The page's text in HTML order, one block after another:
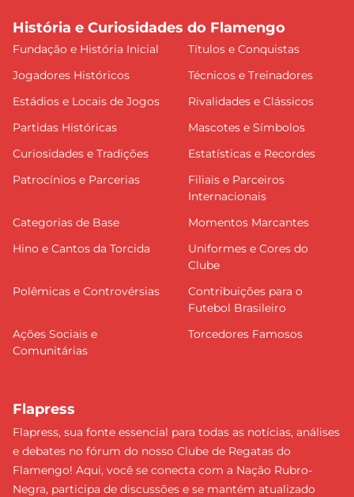
História e Curiosidades do Flamengo
Fundação e História Inicial
Títulos e Conquistas
Jogadores Históricos
Técnicos e Treinadores
Estádios e Locais de Jogos
Rivalidades e Clássicos
Partidas Históricas
Mascotes e Símbolos
Curiosidades e Tradições
Estatísticas e Recordes
Patrocínios e Parcerias
Filiais e Parceiros
Internacionais
Categorias de Base
Momentos Marcantes
Hino e Cantos da Torcida
Uniformes e Cores do
Clube
Polêmicas e Controvérsias
Contribuições para o
Futebol Brasileiro
Ações Sociais e
Comunitárias
Torcedores Famosos
Flapress
Flapress, sua fonte essencial para todas as notícias, análises
e debates no fórum do nosso Clube de Regatas do
Flamengo! Aqui, você se conecta com a Nação Rubro-
Negra, participa de discussões e se mantém atualizado